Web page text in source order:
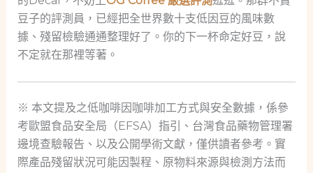
豆子的評測員，已經把全世界數十支低因豆的風味數
據、殘留檢驗通通整理好了。你的下一杯命定好豆，說
不定就在那裡等著。
※ 本文提及之低咖啡因咖啡加工方式與安全數據，係參
考歐盟食品安全局（EFSA）指引、台灣食品藥物管理署
邊境查驗報告、以及公開學術文獻，僅供讀者參考。實
際產品殘留狀況可能因製程、原物料來源與檢測方法而